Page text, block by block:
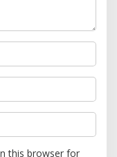
this browser for